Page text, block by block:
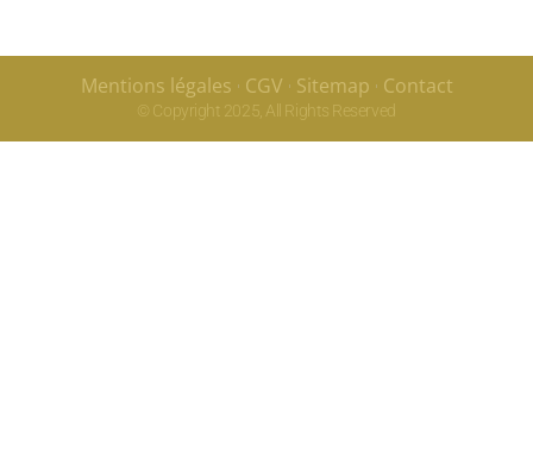
Mentions légales CGV Sitemap Contact
© Copyright 2025, All Rights Reserved